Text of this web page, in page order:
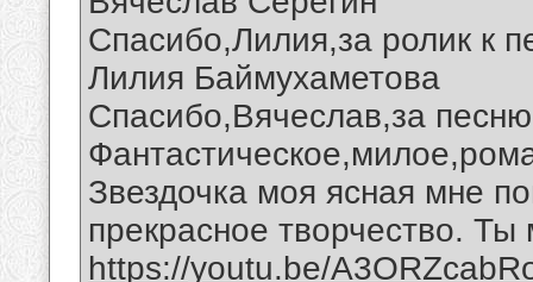
Спасибо,Лилия,за ролик к
Лилия Баймухаметова
Спасибо,Вячеслав,за
Звездочка моя ясная мне
прекрасное творчество.
https://youtu.be/